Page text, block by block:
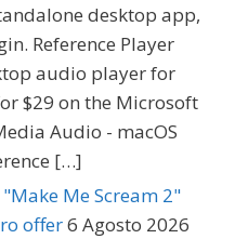
desktop app,
Reference Player
audio player for
$29 on the Microsoft
Audio - macOS
[…]
Me Scream 2"
offer6 Agosto 2026